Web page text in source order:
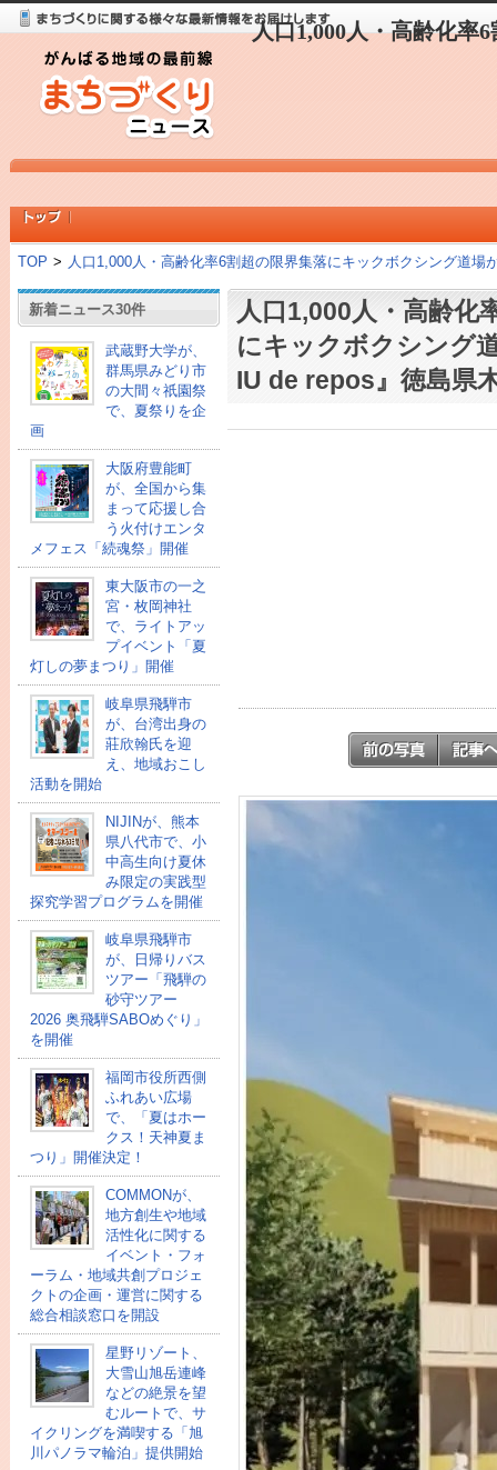
人口1,000人・高齢化率
TOP > 人口1,000人・高齢化率6割超の限界集落にキックボクシング道
新着ニュース30件
武蔵野大学が、
群馬県みどり市
の大間々祇園祭
で、夏祭りを企
画
大阪府豊能町
が、全国から集
まって応援し合
う火付けエンタ
メフェス「続魂祭」開催
東大阪市の一之
宮・枚岡神社
で、ライトアッ
プイベント「夏
灯しの夢まつり」開催
岐阜県飛騨市
が、台湾出身の
莊欣翰氏を迎
え、地域おこし
活動を開始
NIJINが、熊本
県八代市で、小
中高生向け夏休
み限定の実践型
探究学習プログラムを開催
岐阜県飛騨市
が、日帰りバス
ツアー「飛騨の
砂守ツアー
2026 奥飛騨SABOめぐり」
を開催
福岡市役所西側
ふれあい広場
で、「夏はホー
クス！天神夏ま
つり」開催決定！
COMMONが、
地方創生や地域
活性化に関する
イベント・フォ
ーラム・地域共創プロジェ
クトの企画・運営に関する
総合相談窓口を開設
星野リゾート、
大雪山旭岳連峰
などの絶景を望
むルートで、サ
イクリングを満喫する「旭
川パノラマ輪泊」提供開始
人口1,000人・高齢化
にキックボクシング
IU de repos』徳島県